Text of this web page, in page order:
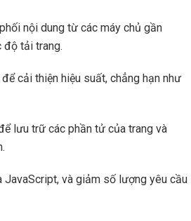
nội dung từ các máy chủ gần
độ tải trang.
cải thiện hiệu suất, chẳng hạn như
lưu trữ các phần tử của trang và
JavaScript, và giảm số lượng yêu cầu